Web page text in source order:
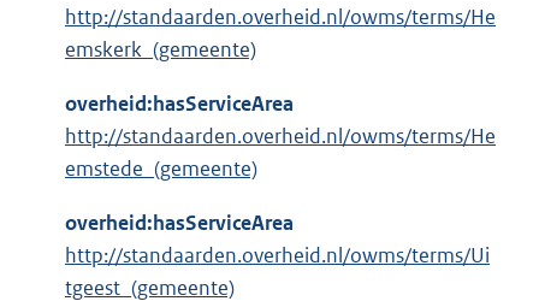
http://standaarden.overheid.nl/owms/terms/He
emskerk_(gemeente)
overheid:hasServiceArea
http://standaarden.overheid.nl/owms/terms/He
emstede_(gemeente)
overheid:hasServiceArea
http://standaarden.overheid.nl/owms/terms/Ui
tgeest_(gemeente)